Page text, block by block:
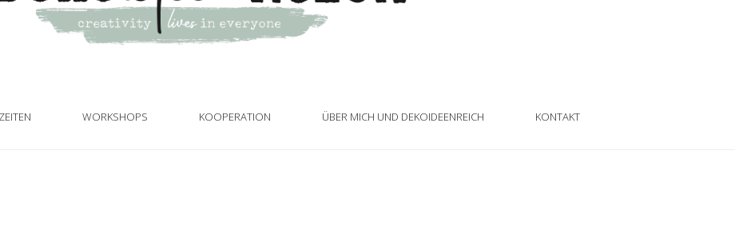
WORKSHOPS KOOPERATION ÜBER MICH UND DEKOIDEENREICH KONTAKT